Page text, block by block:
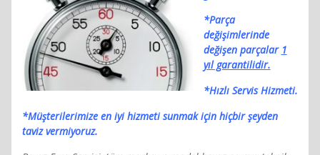
*Parça
değişimlerinde
değişen parçalar 1
yıl garantilidir.
*Hızlı Servis Hizmeti.
*Müşterilerimize en iyi hizmeti sunmak için hiçbir şeyden
taviz vermiyoruz.